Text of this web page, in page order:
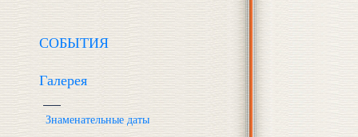
СОБЫТИЯ
Галерея
Знаменательные даты